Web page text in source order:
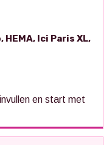
Ici Paris XL,
en start met